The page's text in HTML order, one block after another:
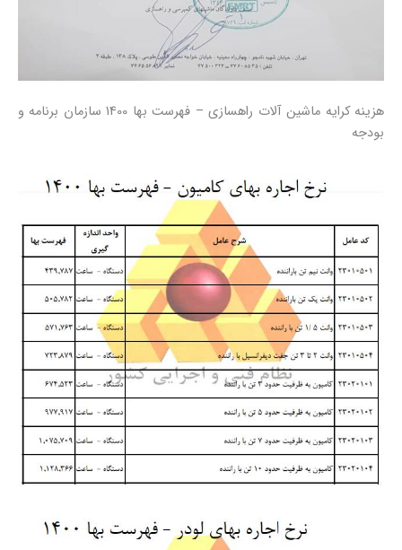
هزینه کرایه ماشین آلات راهسازی – فهرست بها 1400 سازمان برنامه و
بودجه